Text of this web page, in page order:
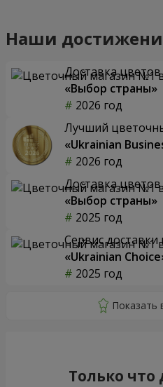
Наши
Доставка
«Выбор страны»
2026 год
Лучший
«Ukrainian
2026 год
Доставка
«Выбор страны»
2025 год
Сервис доставки
«Ukrainian
2025 год
Только что